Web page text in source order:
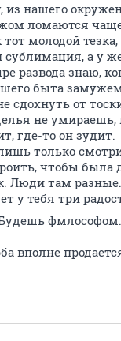
нашего
ломаются
молодой тезка,
сублимация, а у
развода знаю,
быта
сдохнуть от
не умираешь,
где-то он зудит.
только
чтобы была
Люди там разные.
у тебя три
фмлософом.
вполне